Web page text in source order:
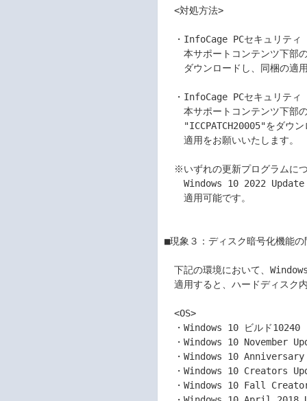
<対処方法>
・InfoCage PCセキュリティ
本サポートコンテンツ下部の
ダウンロードし、同梱の適用
・InfoCage PCセキュリテ
本サポートコンテンツ下部の
"ICCPATCH20005"をダウン
適用をお願いいたします。
※いずれの更新プログラムに
Windows 10 2022 Update
適用可能です。
■現象３：ディスク暗号化機能の
下記の環境において、
適用すると、ハードディスク
<OS>
・Windows 10 ビルド10240
・Windows 10 November
・Windows 10
・Windows 10 Creators
・Windows 10 Fall